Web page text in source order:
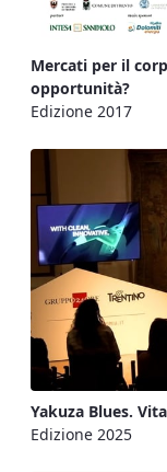
Mercati per il
opportunità?
Edizione 2017
Yakuza Blues.
Edizione 2025